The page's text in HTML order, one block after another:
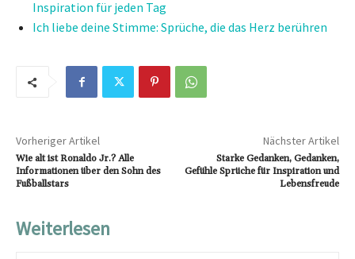
Inspiration für jeden Tag
Ich liebe deine Stimme: Sprüche, die das Herz berühren
Vorheriger Artikel
Wie alt ist Ronaldo Jr.? Alle
Informationen über den Sohn des
Fußballstars
Nächster Artikel
Starke Gedanken, Gedanken,
Gefühle Sprüche für Inspiration und
Lebensfreude
Weiterlesen